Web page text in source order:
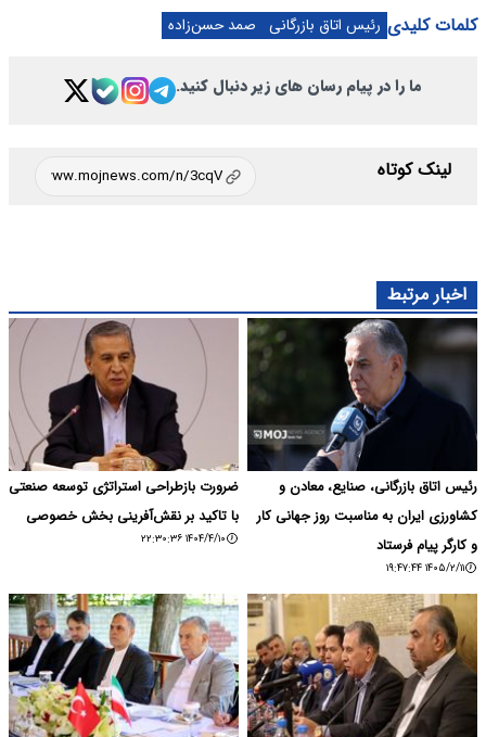
کلمات کلیدی رئیس اتاق بازرگانی صمد حسن‌زاده
ما را در پیام رسان های زیر دنبال کنید.
لینک کوتاه
اخبار مرتبط
رئیس اتاق بازرگانی، صنایع، معادن و
کشاورزی ایران به مناسبت روز جهانی کار
و کارگر پیام فرستاد
۱۴۰۵/۲/۱۱ ۱۹:۴۷:۴۴
ضرورت بازطراحی استراتژی توسعه صنعتی
با تاکید بر نقش‌آفرینی بخش خصوصی
۱۴۰۴/۴/۱۰ ۲۲:۳۰:۳۶